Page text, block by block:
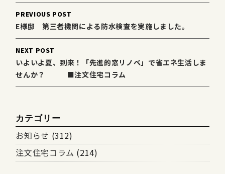
Post
navigation
PREVIOUS POST
E様邸 第三者機関による防水検査を実施しました。
NEXT POST
いよいよ夏、到来！「先進的窓リノベ」で省エネ生活しま
せんか？ ■注文住宅コラム
カテゴリー
お知らせ (312)
注文住宅コラム (214)